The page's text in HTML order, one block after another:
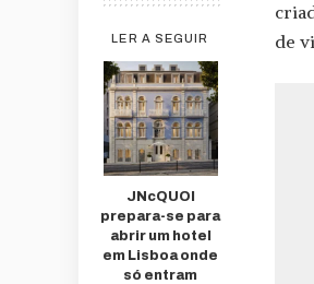
LER A SEGUIR
JNcQUOI
prepara-se para
abrir um hotel
em Lisboa onde
só entram
de